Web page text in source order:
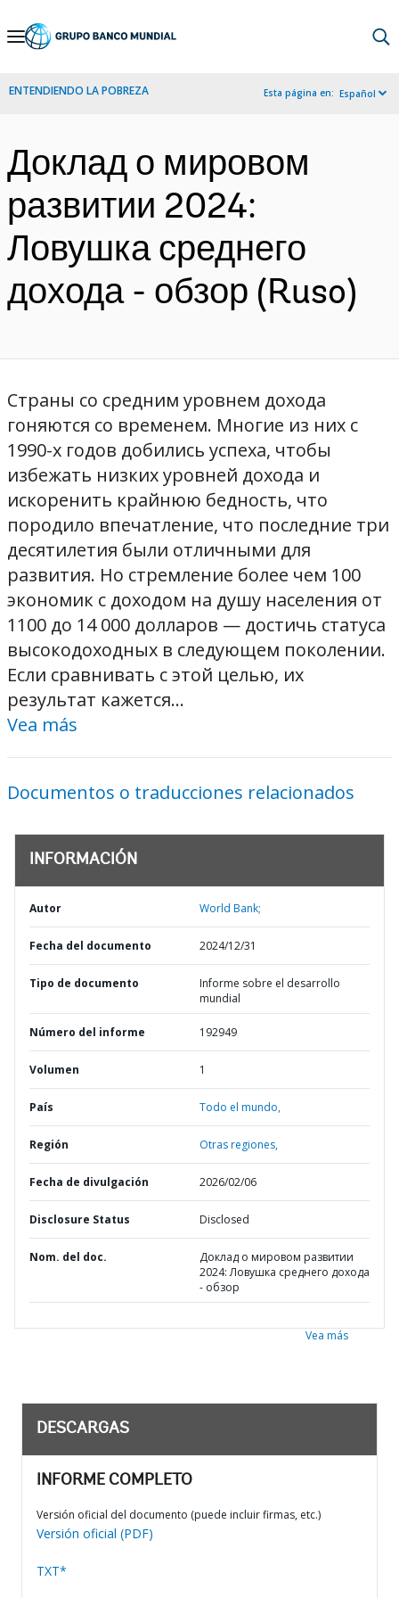
Skip
Navigation
ENTENDIENDO LA POBREZA Esta página en: Español
Доклад о мировом
развитии 2024:
Ловушка среднего
дохода - обзор (Ruso)
Страны со средним уровнем дохода
гоняются со временем. Многие из них с
1990-х годов добились успеха, чтобы
избежать низких уровней дохода и
искоренить крайнюю бедность, что
породило впечатление, что последние три
десятилетия были отличными для
развития. Но стремление более чем 100
экономик с доходом на душу населения от
1100 до 14 000 долларов — достичь статуса
высокодоходных в следующем поколении.
Если сравнивать с этой целью, их
результат кажется...
Vea más
Documentos o traducciones relacionados
INFORMACIÓN
Autor World Bank;
Fecha del documento 2024/12/31
Tipo de documento
Informe sobre el desarrollo
mundial
Número del informe 192949
Volumen 1
País Todo el mundo,
Región Otras regiones,
Fecha de divulgación 2026/02/06
Disclosure Status Disclosed
Nom. del doc.
Доклад о мировом развитии
2024: Ловушка среднего дохода
- обзор
Vea más
DESCARGAS
INFORME COMPLETO
Versión oficial del documento (puede incluir firmas, etc.)
Versión oficial (PDF)
TXT*